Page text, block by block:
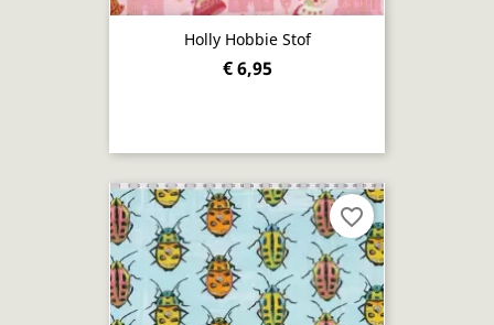
Holly Hobbie Stof
€ 6,95
favorite_border